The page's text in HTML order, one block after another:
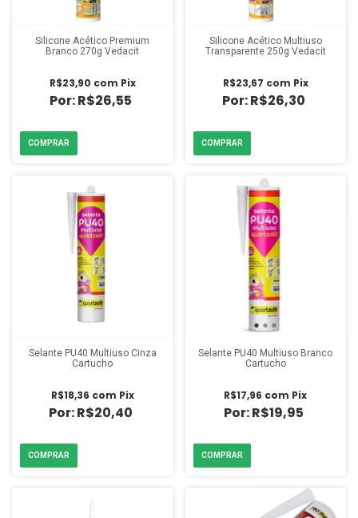
Silicone Acético Premium
Branco 270g Vedacit
R$26,55
R$23,90 com Pix
Silicone Acético Multiuso
Transparente 250g Vedacit
R$26,30
R$23,67 com Pix
Selante PU40 Multiuso Cinza
Cartucho
R$20,40
R$18,36 com Pix
Selante PU40 Multiuso Branco
Cartucho
R$19,95
R$17,96 com Pix